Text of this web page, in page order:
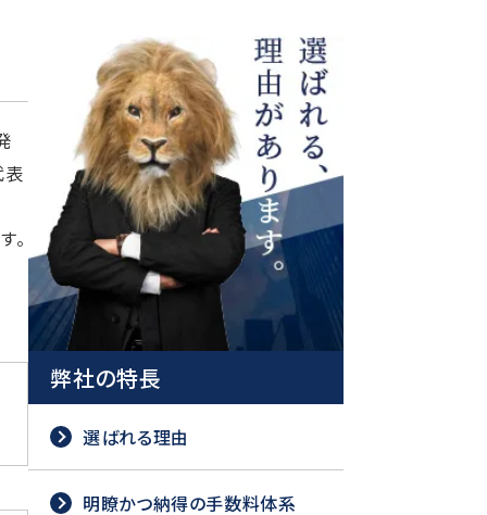
表
。
弊社の特長
選ばれる理由
明瞭かつ納得の手数料体系